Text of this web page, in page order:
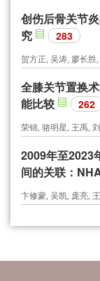
创伤后骨关节
究
283
贺方正, 吴涛, 廖长胜
全膝关节置换
能比较
262
荣锦, 骆明星, 王禹,
2009年至2023
间的关联：
卞修蒙, 吴凯, 庞亮,